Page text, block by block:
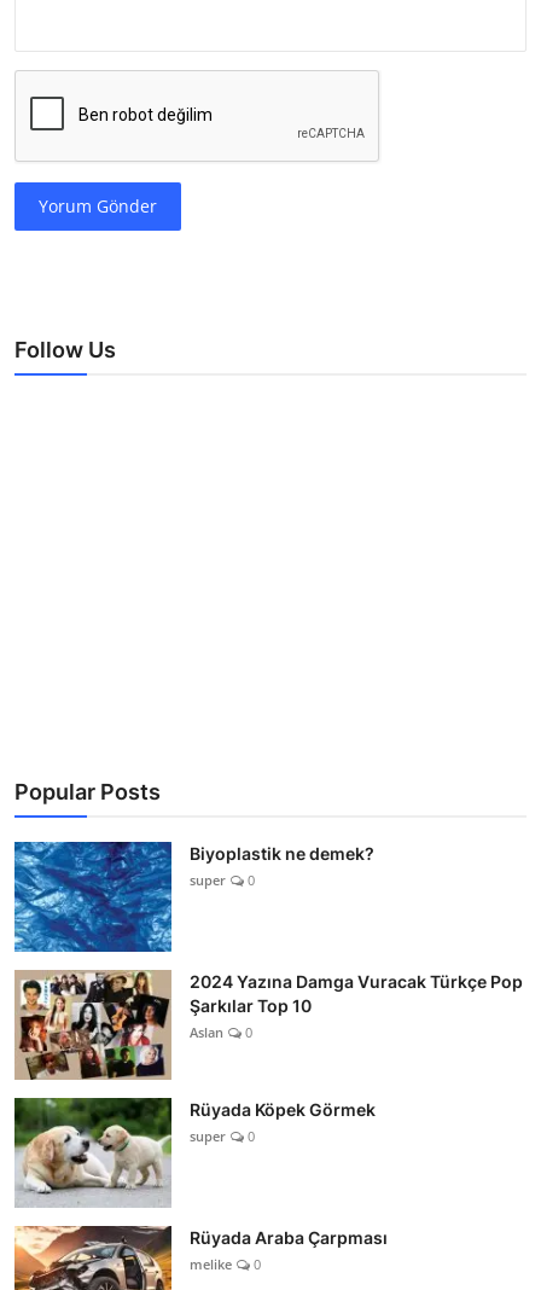
Yorum Gönder
Follow Us
Popular Posts
Biyoplastik ne demek?
super 0
2024 Yazına Damga Vuracak Türkçe Pop
Şarkılar Top 10
Aslan 0
Rüyada Köpek Görmek
super 0
Rüyada Araba Çarpması
melike 0